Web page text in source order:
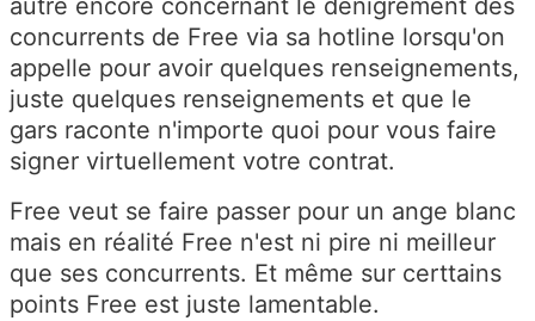
autre encore concernant le dénigrement des
concurrents de Free via sa hotline lorsqu'on
appelle pour avoir quelques renseignements,
juste quelques renseignements et que le
gars raconte n'importe quoi pour vous faire
signer virtuellement votre contrat.
Free veut se faire passer pour un ange blanc
mais en réalité Free n'est ni pire ni meilleur
que ses concurrents. Et même sur certtains
points Free est juste lamentable.